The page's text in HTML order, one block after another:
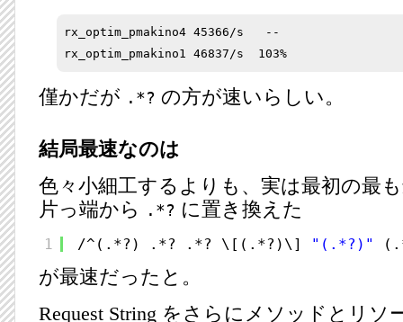
rx_optim_pmakino4 45366/s   --
僅かだが .*? の方が速いらしい。
結局最速なのは
色々小細工するよりも、実は最初の最
片っ端から
.*? に置き換えた
1 /^(.*?) .*? .*? \[(.*?)\] "(.*?)"
が最速だったと。
Request String をさらにメソッドとリソ